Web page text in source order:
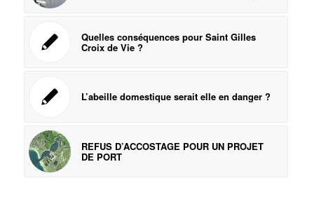
Quelles conséquences pour Saint Gilles
Croix de Vie ?
L’abeille domestique serait elle en danger ?
REFUS D’ACCOSTAGE POUR UN PROJET
DE PORT